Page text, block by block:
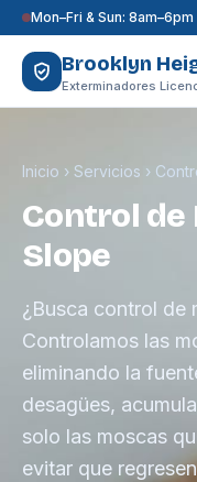
Saltar al contenido
Mon–Fri & Sun:
Brooklyn
Exterminadores
Inicio › Servicios ›
Control de
Slope
¿Busca control de
Controlamos las
eliminando la
desagües,
solo las moscas
evitar que